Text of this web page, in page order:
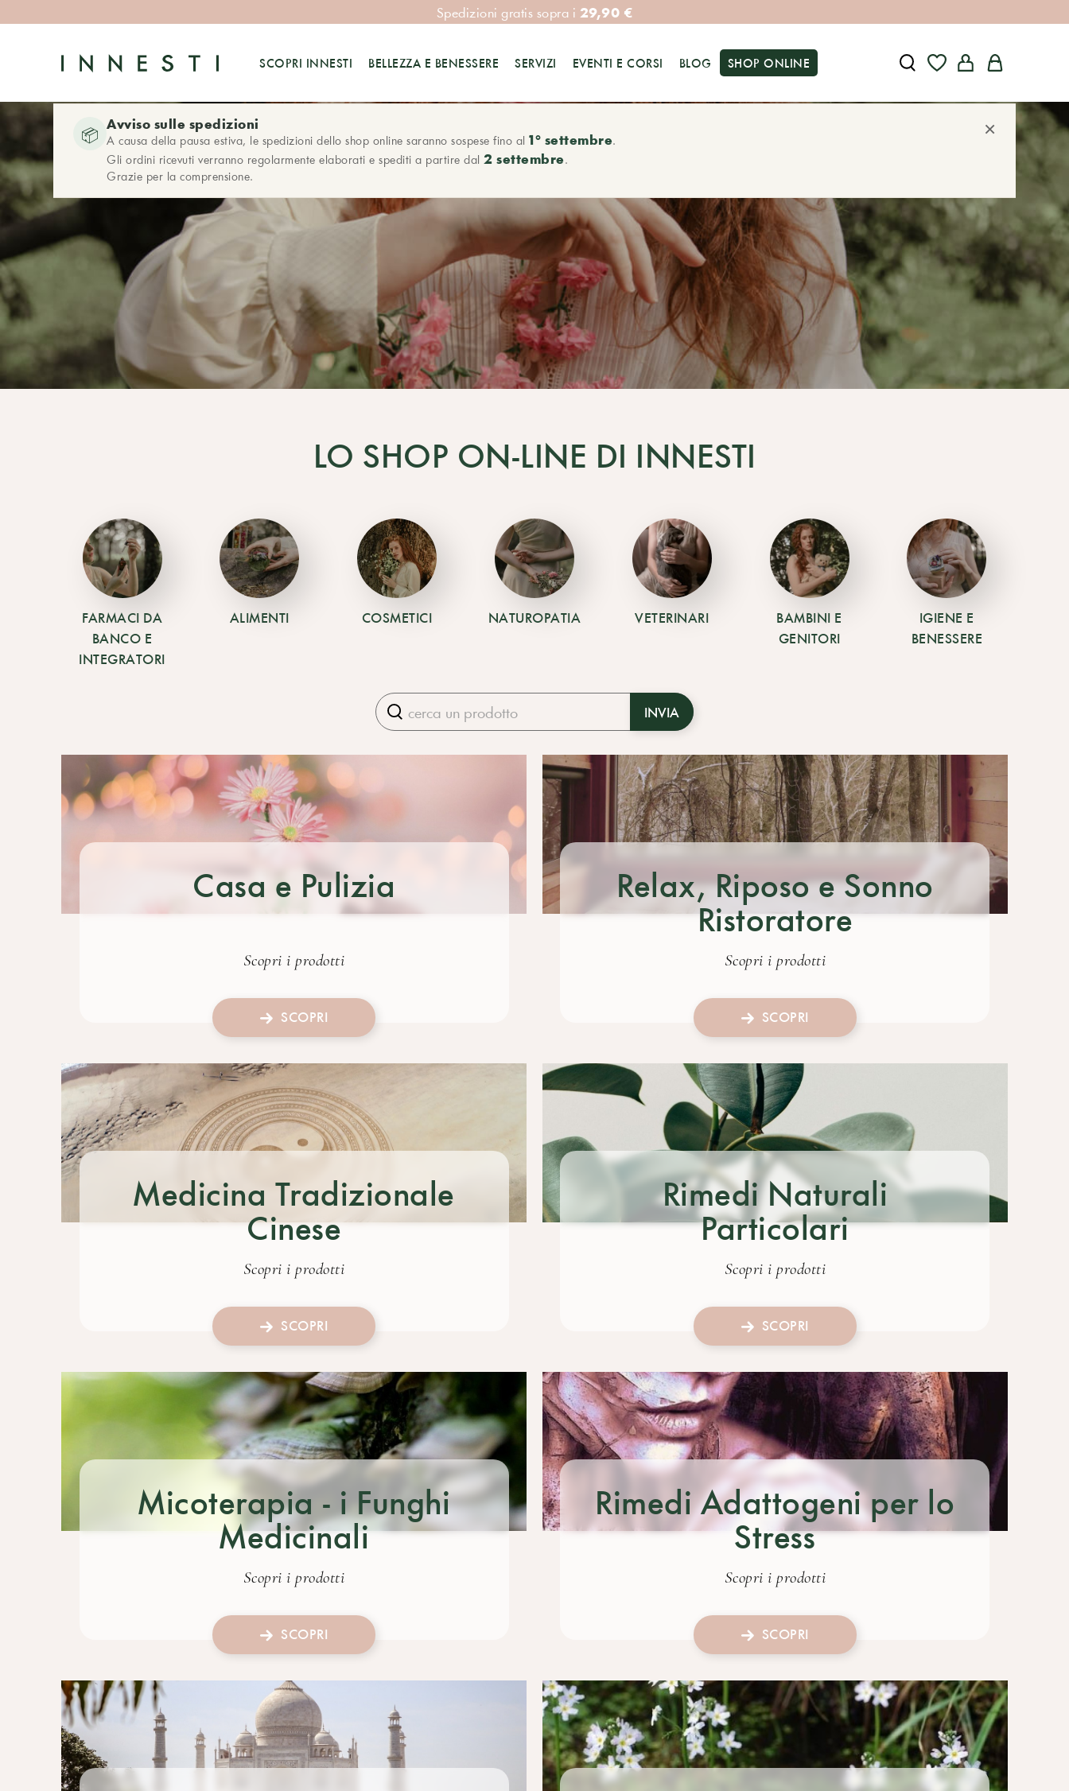
Spedizioni gratis sopra i 29,90 €
SCOPRI INNESTI BELLEZZA E BENESSERE SERVIZI EVENTI E CORSI BLOG SHOP ONLINE
📦 Avviso sulle spedizioni
A causa della pausa estiva, le spedizioni dello shop online saranno sospese fino al1° settembre.
Gli ordini ricevuti verranno regolarmente elaborati e spediti a partire dal2 settembre.
Grazie per la comprensione.
×
LO SHOP ON-LINE DI INNESTI
FARMACI DA
BANCO E
INTEGRATORI
ALIMENTI COSMETICI NATUROPATIA VETERINARI
BAMBINI E
GENITORI
IGIENE E
BENESSERE
INVIA
Casa e Pulizia
Scopri i prodotti
SCOPRI
Relax, Riposo e Sonno
Ristoratore
Scopri i prodotti
SCOPRI
Medicina Tradizionale
Cinese
Scopri i prodotti
SCOPRI
Rimedi Naturali
Particolari
Scopri i prodotti
SCOPRI
Micoterapia - i Funghi
Medicinali
Scopri i prodotti
SCOPRI
Rimedi Adattogeni per lo
Stress
Scopri i prodotti
SCOPRI